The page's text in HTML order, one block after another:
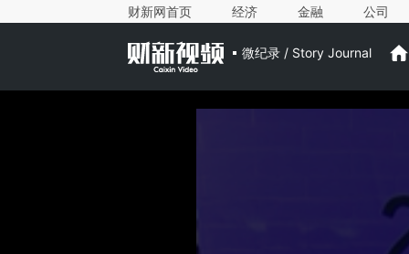
财新网首页 经济 金融 公司
微纪录 / Story Journal